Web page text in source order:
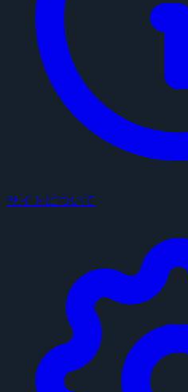
サイトについて